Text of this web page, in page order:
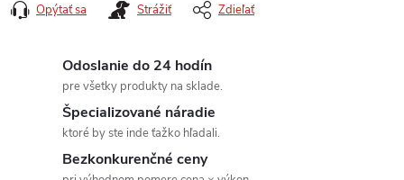
Opýtať sa Strážiť Zdieľať
Odoslanie do 24 hodín
pre všetky produkty na sklade.
Špecializované náradie
ktoré by ste inde ťažko hľadali.
Bezkonkurenčné ceny